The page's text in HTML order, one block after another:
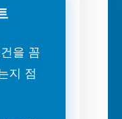
을 꼼
지 점